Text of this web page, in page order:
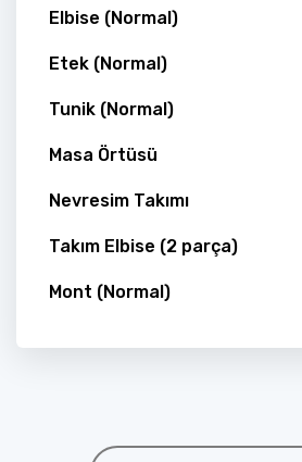
Elbise (Normal)
Etek (Normal)
Tunik (Normal)
Masa Örtüsü
Nevresim Takımı
Takım Elbise (2 parça)
Mont (Normal)